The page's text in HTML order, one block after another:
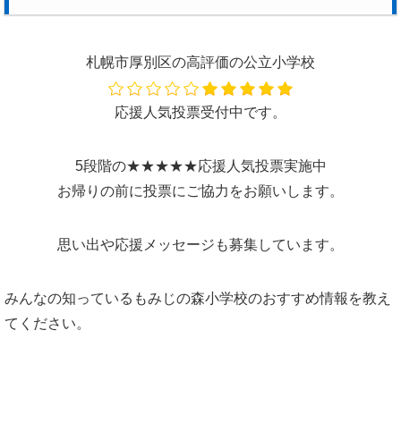
札幌市厚別区の高評価の公立小学校
応援人気投票受付中です。
5段階の★★★★★応援人気投票実施中
お帰りの前に投票にご協力をお願いします。
思い出や応援メッセージも募集しています。
みんなの知っているもみじの森小学校のおすすめ情報を教え
てください。